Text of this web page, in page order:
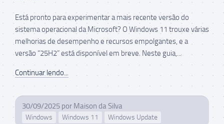
Está pronto para experimentar a mais recente versão do
sistema operacional da Microsoft? O Windows 11 trouxe várias
melhorias de desempenho e recursos empolgantes, e a
versão “25H2” está disponível em breve. Neste guia,...
Continuar lendo...
30/09/2025 por Maison da Silva
Windows Windows 11 Windows Update